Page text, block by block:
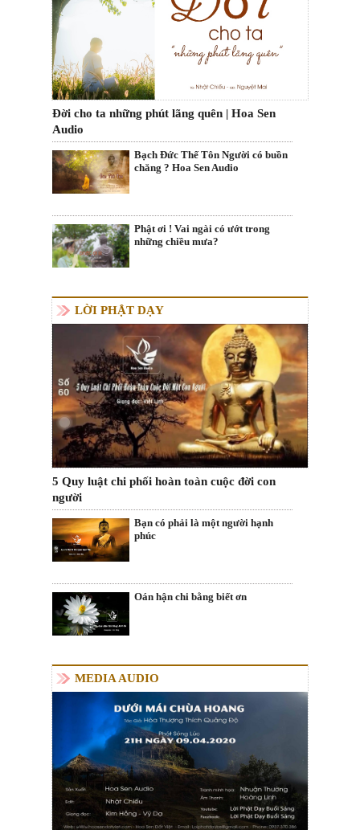
Đời cho ta những phút lãng quên | Hoa Sen
Audio
Bạch Đức Thế Tôn Người có buồn
chăng ? Hoa Sen Audio
Phật ơi ! Vai ngài có ướt trong
những chiều mưa?
LỜI PHẬT DẠY
5 Quy luật chi phối hoàn toàn cuộc đời con
người
Bạn có phải là một người hạnh
phúc
Oán hận chi bằng biết ơn
MEDIA AUDIO